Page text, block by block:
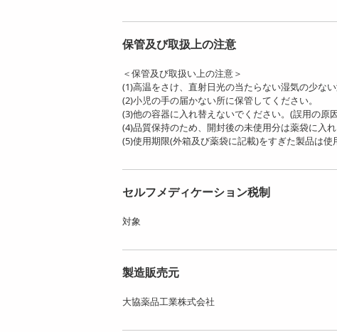
保管及び取扱上の注意
＜保管及び取扱い上の注意＞
(1)高温をさけ、直射日光の当たらない湿気の少ない
(2)小児の手の届かない所に保管してください。
(3)他の容器に入れ替えないでください。 (誤用の原
(4)品質保持のため、開封後の未使用分は薬袋に入
(5)使用期限(外箱及び薬袋に記載)をすぎた製品は使
セルフメディケーション税制
対象
製造販売元
大協薬品工業株式会社